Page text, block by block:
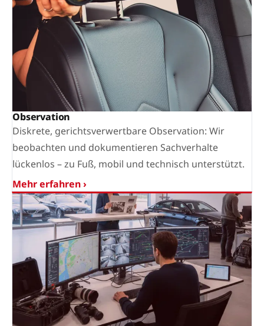
Observation
Diskrete, gerichtsverwertbare Observation: Wir
beobachten und dokumentieren Sachverhalte
lückenlos – zu Fuß, mobil und technisch unterstützt.
Mehr erfahren ›